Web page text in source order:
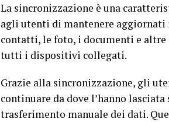
La sincronizzazione è una
agli utenti di mantenere
contatti, le foto, i documenti e
tutti i dispositivi collegati.
Grazie alla sincronizzazione, gli
continuare da dove l’hanno
trasferimento manuale dei dati.